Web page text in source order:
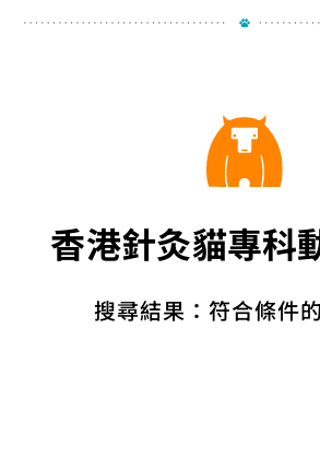
香港針灸貓專科
搜尋結果：符合條件